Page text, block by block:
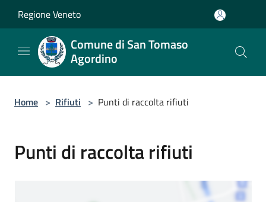
Regione Veneto
Comune di San Tomaso
Agordino
Home > Rifiuti > Punti di raccolta rifiuti
Punti di raccolta rifiuti